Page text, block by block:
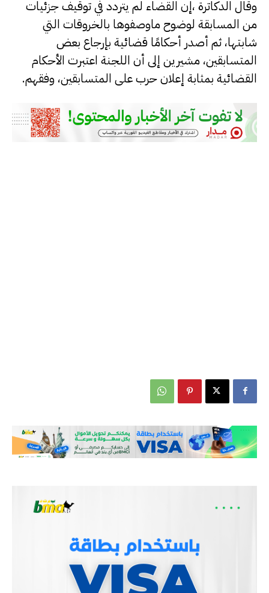
وقال الدكاترة ،إن القضاء لم يتردد في توقيف جزئيات
من المسابقة لوضوح ماوصفوها بالخروقات التي
شابتها، ثم أصدر أحكامًا قضائية بإرجاع بعض
المتسابقين، مشيرين إلى أن اللجنة اعتبرت الأحكام
القضائية بمثابة إعلان حرب على المتسابقين، وفقهم.